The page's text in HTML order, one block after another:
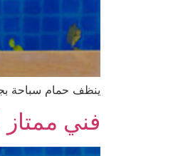
ينظف حمام سباحة
فني